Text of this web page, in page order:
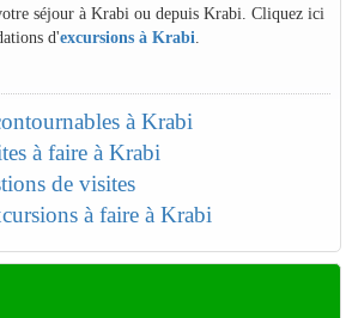
séjour à Krabi ou depuis Krabi. Cliquez ici
d'excursions à Krabi
à Krabi
à faire à Krabi
de visites
à faire à Krabi